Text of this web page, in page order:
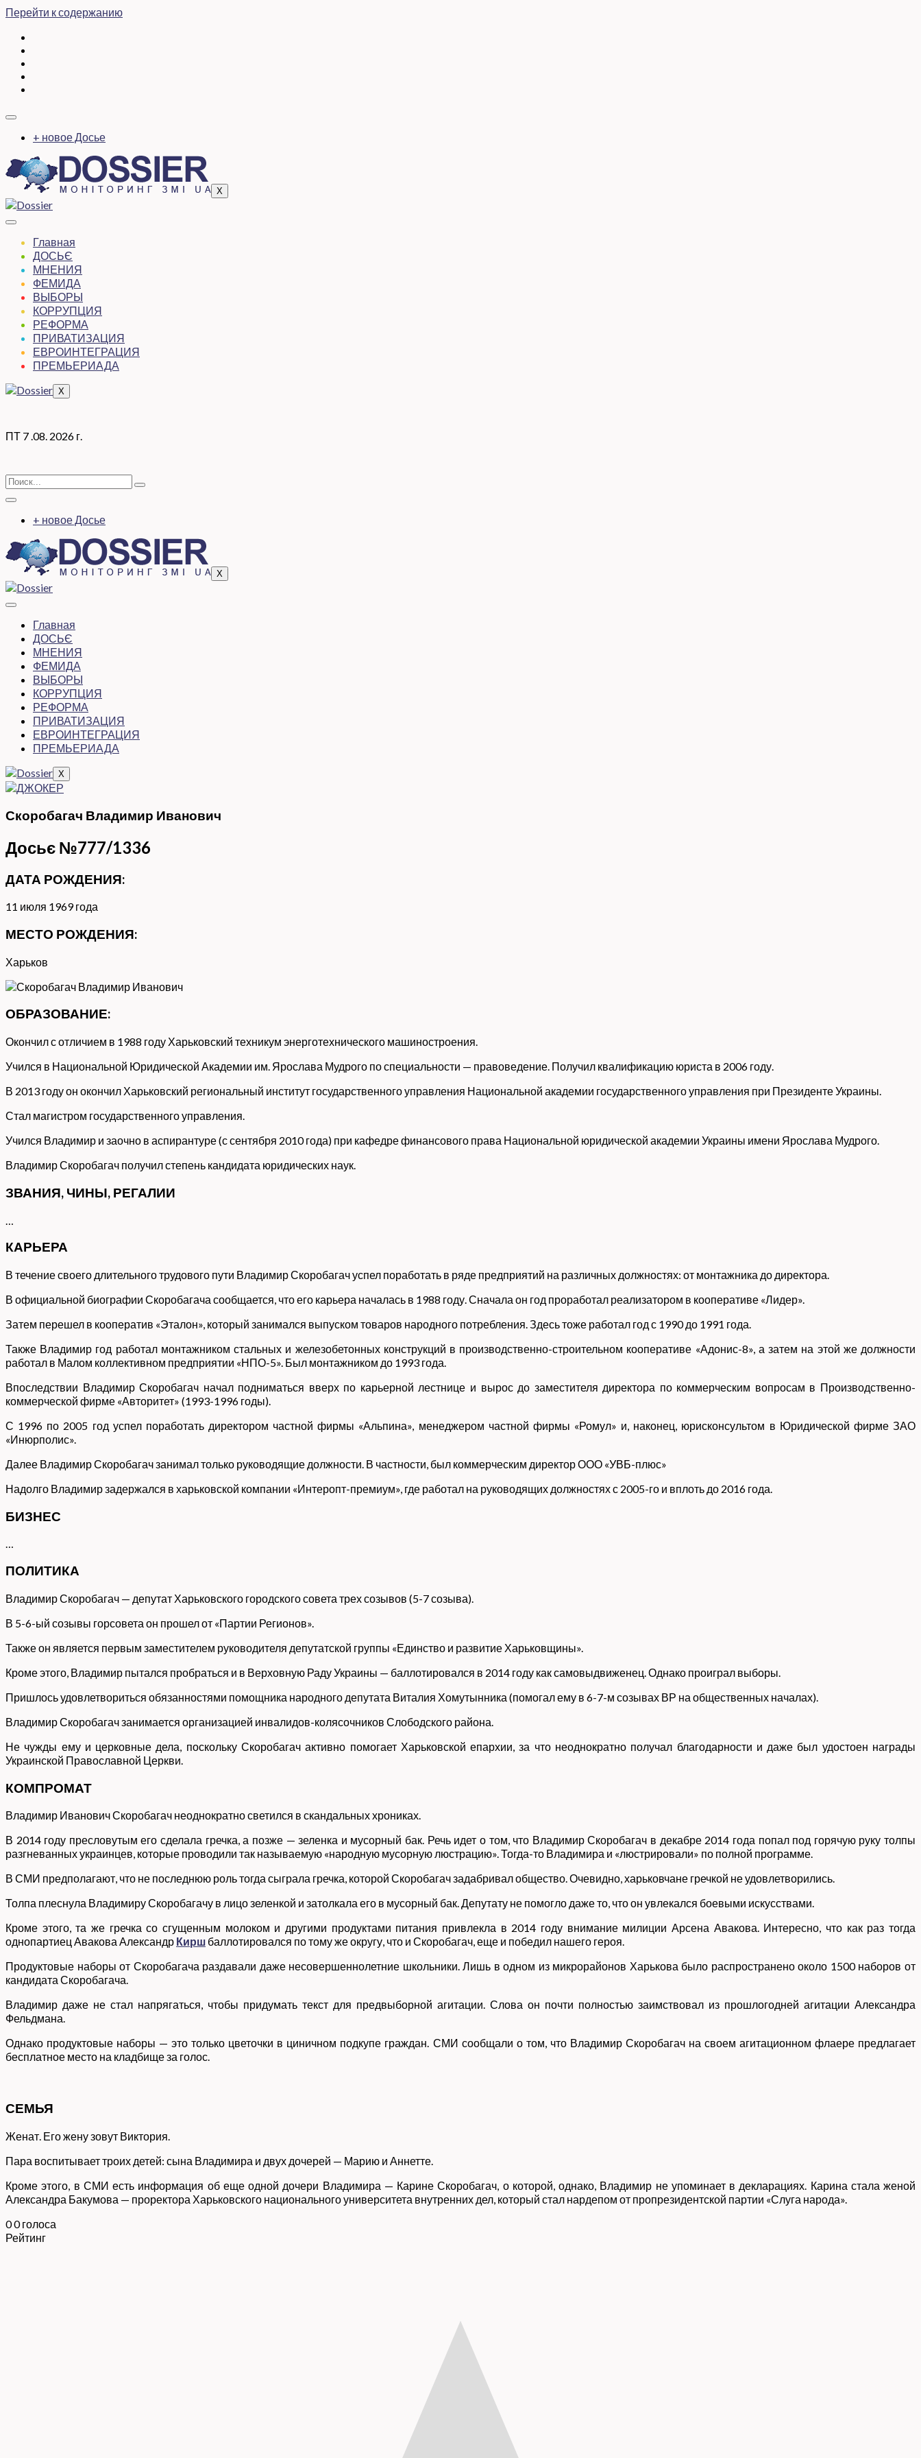
Перейти к содержанию
+ новое Досье
X
Главная
ДОСЬЄ
МНЕНИЯ
ФЕМИДА
ВЫБОРЫ
КОРРУПЦИЯ
РЕФОРМА
ПРИВАТИЗАЦИЯ
ЕВРОИНТЕГРАЦИЯ
ПРЕМЬЕРИАДА
X
ПТ 7 .08. 2026 г.
+ новое Досье
X
Главная
ДОСЬЄ
МНЕНИЯ
ФЕМИДА
ВЫБОРЫ
КОРРУПЦИЯ
РЕФОРМА
ПРИВАТИЗАЦИЯ
ЕВРОИНТЕГРАЦИЯ
ПРЕМЬЕРИАДА
X
Скоробагач Владимир Иванович
Досьє №777/1336
ДАТА РОЖДЕНИЯ:
11 июля 1969 года
МЕСТО РОЖДЕНИЯ:
Харьков
ОБРАЗОВАНИЕ:
Окончил с отличием в 1988 году Харьковский техникум энерготехнического машиностроения.
Учился в Национальной Юридической Академии им. Ярослава Мудрого по специальности — правоведение. Получил квалификацию юриста в 2006 году.
В 2013 году он окончил Харьковский региональный институт государственного управления Национальной академии государственного управления при Президенте Украины.
Стал магистром государственного управления.
Учился Владимир и заочно в аспирантуре (с сентября 2010 года) при кафедре финансового права Национальной юридической академии Украины имени Ярослава Мудрого.
Владимир Скоробагач получил степень кандидата юридических наук.
ЗВАНИЯ, ЧИНЫ, РЕГАЛИИ
КАРЬЕРА
В течение своего длительного трудового пути Владимир Скоробагач успел поработать в ряде предприятий на различных должностях: от монтажника до директора.
В официальной биографии Скоробагача сообщается, что его карьера началась в 1988 году. Сначала он год проработал реализатором в кооперативе «Лидер».
Затем перешел в кооператив «Эталон», который занимался выпуском товаров народного потребления. Здесь тоже работал год с 1990 до 1991 года.
Также Владимир год работал монтажником стальных и железобетонных конструкций в производственно-строительном кооперативе «Адонис-8», а затем на этой же должности
работал в Малом коллективном предприятии «НПО-5». Был монтажником до 1993 года.
Впоследствии Владимир Скоробагач начал подниматься вверх по карьерной лестнице и вырос до заместителя директора по коммерческим вопросам в Производственно-
коммерческой фирме «Авторитет» (1993-1996 годы).
С 1996 по 2005 год успел поработать директором частной фирмы «Альпина», менеджером частной фирмы «Ромул» и, наконец, юрисконсультом в Юридической фирме ЗАО
«Инюрполис».
Далее Владимир Скоробагач занимал только руководящие должности. В частности, был коммерческим директор ООО «УВБ-плюс»
Надолго Владимир задержался в харьковской компании «Интеропт-премиум», где работал на руководящих должностях с 2005-го и вплоть до 2016 года.
БИЗНЕС
…
ПОЛИТИКА
Владимир Скоробагач — депутат Харьковского городского совета трех созывов (5-7 созыва).
В 5-6-ый созывы горсовета он прошел от «Партии Регионов».
Также он является первым заместителем руководителя депутатской группы «Единство и развитие Харьковщины».
Кроме этого, Владимир пытался пробраться и в Верховную Раду Украины — баллотировался в 2014 году как самовыдвиженец. Однако проиграл выборы.
Пришлось удовлетвориться обязанностями помощника народного депутата Виталия Хомутынника (помогал ему в 6-7-м созывах ВР на общественных началах).
Владимир Скоробагач занимается организацией инвалидов-колясочников Слободского района.
Не чужды ему и церковные дела, поскольку Скоробагач активно помогает Харьковской епархии, за что неоднократно получал благодарности и даже был удостоен награды
Украинской Православной Церкви.
КОМПРОМАТ
Владимир Иванович Скоробагач неоднократно светился в скандальных хрониках.
В 2014 году пресловутым его сделала гречка, а позже — зеленка и мусорный бак. Речь идет о том, что Владимир Скоробагач в декабре 2014 года попал под горячую руку толпы
разгневанных украинцев, которые проводили так называемую «народную мусорную люстрацию». Тогда-то Владимира и «люстрировали» по полной программе.
В СМИ предполагают, что не последнюю роль тогда сыграла гречка, которой Скоробагач задабривал общество. Очевидно, харьковчане гречкой не удовлетворились.
Толпа плеснула Владимиру Скоробагачу в лицо зеленкой и затолкала его в мусорный бак. Депутату не помогло даже то, что он увлекался боевыми искусствами.
Кроме этого, та же гречка со сгущенным молоком и другими продуктами питания привлекла в 2014 году внимание милиции Арсена Авакова. Интересно, что как раз тогда
однопартиец Авакова Александр Кирш баллотировался по тому же округу, что и Скоробагач, еще и победил нашего героя.
Продуктовые наборы от Скоробагача раздавали даже несовершеннолетние школьники. Лишь в одном из микрорайонов Харькова было распространено около 1500 наборов от
кандидата Скоробагача.
Владимир даже не стал напрягаться, чтобы придумать текст для предвыборной агитации. Слова он почти полностью заимствовал из прошлогодней агитации Александра
Фельдмана.
Однако продуктовые наборы — это только цветочки в циничном подкупе граждан. СМИ сообщали о том, что Владимир Скоробагач на своем агитационном флаере предлагает
бесплатное место на кладбище за голос.
СЕМЬЯ
Женат. Его жену зовут Виктория.
Пара воспитывает троих детей: сына Владимира и двух дочерей — Марию и Аннетте.
Кроме этого, в СМИ есть информация об еще одной дочери Владимира — Карине Скоробагач, о которой, однако, Владимир не упоминает в декларациях. Карина стала женой
Александра Бакумова — проректора Харьковского национального университета внутренних дел, который стал нардепом от пропрезидентской партии «Слуга народа».
00 голоса
Рейтинг